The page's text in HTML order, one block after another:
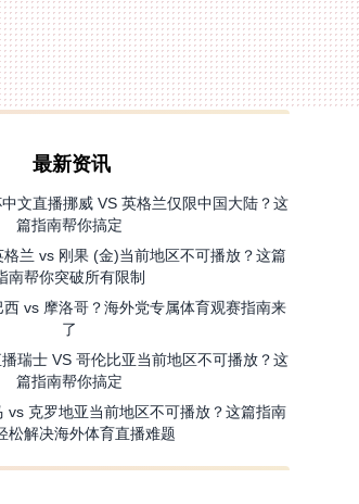
最新资讯
文直播挪威 VS 英格兰仅限中国大陆？这
篇指南帮你搞定
兰 vs 刚果 (金)当前地区不可播放？这篇
南帮你突破所有限制
vs 摩洛哥？海外党专属体育观赛指南来
了
瑞士 VS 哥伦比亚当前地区不可播放？这
篇指南帮你搞定
vs 克罗地亚当前地区不可播放？这篇指南
松解决海外体育直播难题